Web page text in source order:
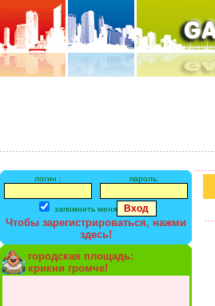
логин : пароль:
запомнить меня
Чтобы зарегистрироваться, нажми
здесь!
городская площадь:
крикни громче!